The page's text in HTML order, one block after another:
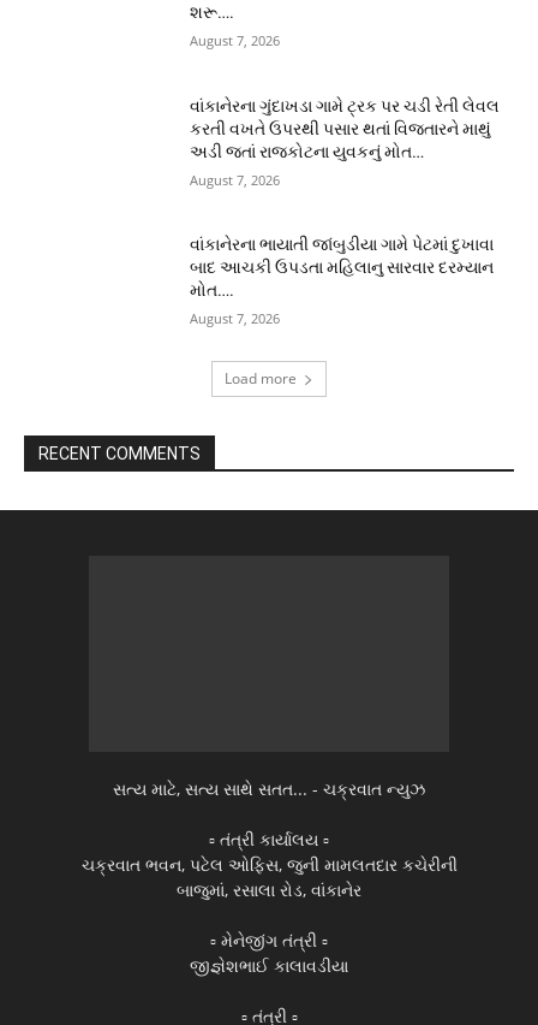
શરૂ….
August 7, 2026
વાંકાનેરના ગુંદાખડા ગામે ટ્રક પર ચડી રેતી લેવલ
કરતી વખતે ઉપરથી પસાર થતાં વિજતારને માથું
અડી જતાં રાજકોટના યુવકનું મોત…
August 7, 2026
વાંકાનેરના ભાયાતી જાંબુડીયા ગામે પેટમાં દુખાવા
બાદ આચકી ઉપડતા મહિલાનુ સારવાર દરમ્યાન
મોત….
August 7, 2026
Load more
RECENT COMMENTS
સત્ય માટે, સત્ય સાથે સતત... - ચક્રવાત ન્યુઝ
▫️ તંત્રી કાર્યાલય ▫️
ચક્રવાત ભવન, પટેલ ઓફિસ, જુની મામલતદાર કચેરીની
બાજુમાં, રસાલા રોડ, વાંકાનેર
▫️ મેનેજીંગ તંત્રી ▫️
જીજ્ઞેશભાઈ કાલાવડીયા
▫️ તંત્રી ▫️